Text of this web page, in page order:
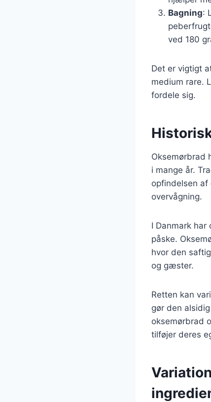
Bagning:
ved 180
Det er vigtigt
medium rare.
fordele sig.
Oksemørbrad
i mange år.
opfindelsen
overvågning.
I Danmark
påske.
hvor den
og gæster.
Retten kan
gør den
oksemørbrad
tilføjer deres